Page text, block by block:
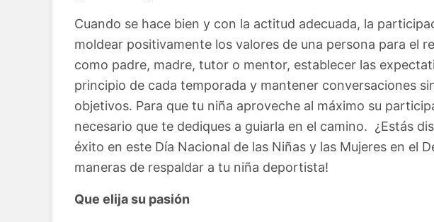
Cuando se hace bien y con la actitud adecuada, la
moldear positivamente los valores de una persona para el
como padre, madre, tutor o mentor, establecer las
principio de cada temporada y mantener conversaciones
objetivos. Para que tu niña aproveche al máximo su
necesario que te dediques a guiarla en el camino. ¿Estás
éxito en este Día Nacional de las Niñas y las Mujeres en el
maneras de respaldar a tu niña deportista!
Que elija su pasión